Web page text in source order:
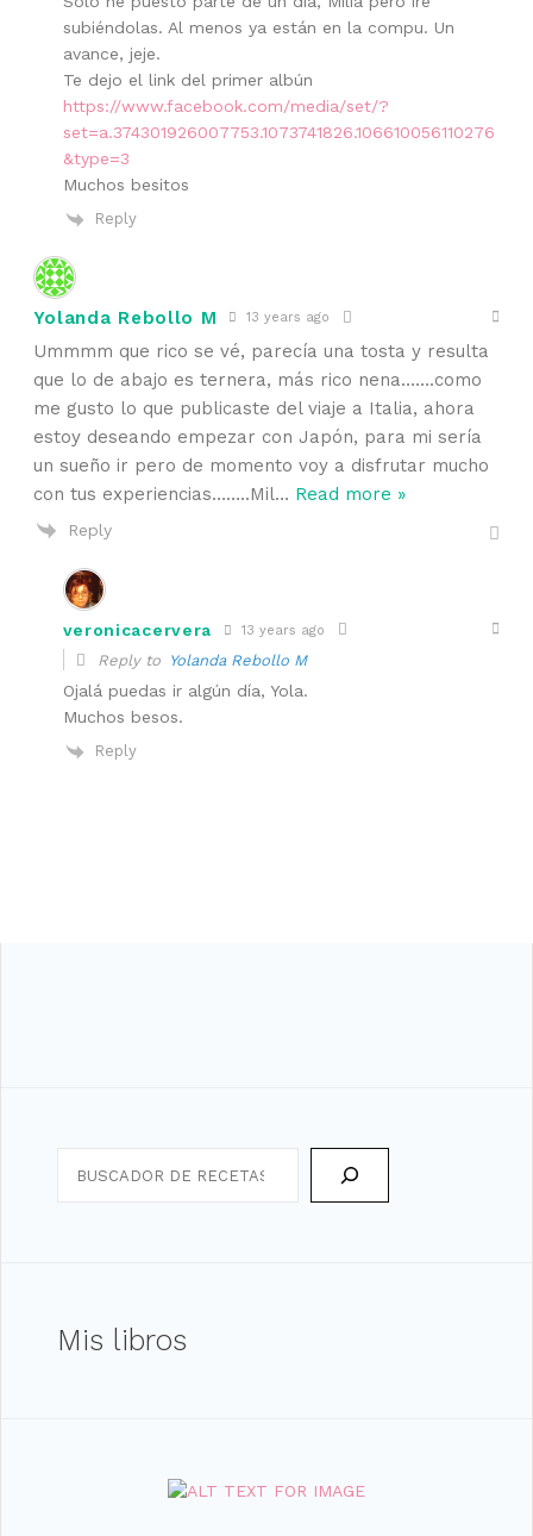
subiéndolas. Al menos ya están en la compu. Un
avance, jeje.
Te dejo el link del primer albún
https://www.facebook.com/media/set/?
set=a.374301926007753.1073741826.106610056110276
&type=3
Muchos besitos
Reply
Yolanda Rebollo M 13 years ago
Ummmm que rico se vé, parecía una tosta y resulta
que lo de abajo es ternera, más rico nena…….como
me gusto lo que publicaste del viaje a Italia, ahora
estoy deseando empezar con Japón, para mi sería
un sueño ir pero de momento voy a disfrutar mucho
con tus experiencias……..Mil… Read more »
Reply
veronicacervera 13 years ago
Reply to Yolanda Rebollo M
Ojalá puedas ir algún día, Yola.
Muchos besos.
Reply
Mis libros